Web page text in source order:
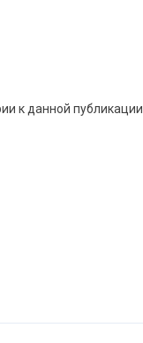
к данной публикации.